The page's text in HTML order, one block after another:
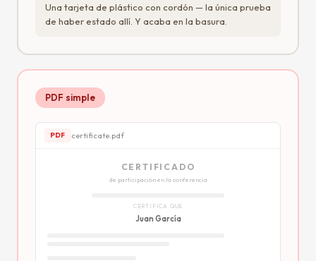
Una tarjeta de plástico con cordón — la única prueba
de haber estado allí. Y acaba en la basura.
PDF simple
PDF certificate.pdf
CERTIFICADO
de participación en la conferencia
CERTIFICA QUE
Juan García